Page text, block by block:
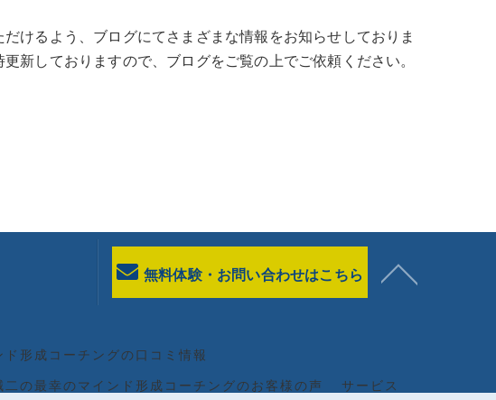
けるよう、ブログにてさまざまな情報をお知らせしておりま
新しておりますので、ブログをご覧の上でご依頼ください。
無料体験・お問い合わせはこちら
形成コーチングの口コミ情報
の最幸のマインド形成コーチングのお客様の声 サービス